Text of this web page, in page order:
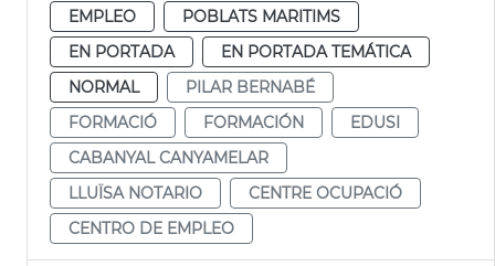
EMPLEO
POBLATS MARITIMS
EN PORTADA
EN PORTADA TEMÁTICA
NORMAL
PILAR BERNABÉ
FORMACIÓ
FORMACIÓN
EDUSI
CABANYAL CANYAMELAR
LLUÏSA NOTARIO
CENTRE OCUPACIÓ
CENTRO DE EMPLEO